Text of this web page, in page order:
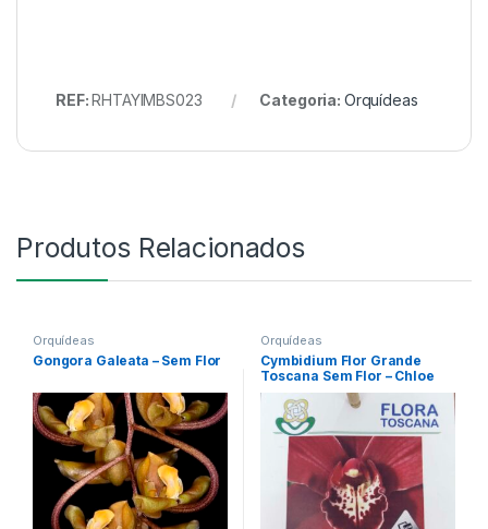
REF:RHTAYIMBS023 Categoria: Orquídeas
Produtos Relacionados
Orquídeas
Gongora Galeata – Sem Flor
Orquídeas
Cymbidium Flor Grande
Toscana Sem Flor – Chloe